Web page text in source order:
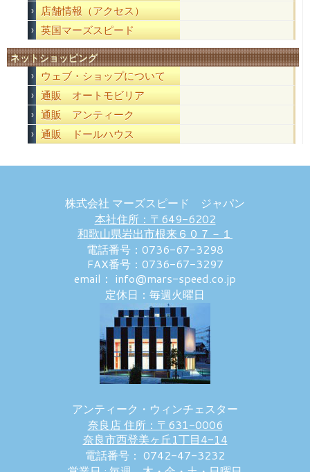
店舗情報（アクセス）
英国マーズスピード
ネットショッピング
ウェブ・ショップについて
通販 オートモビリア
通販 アンティーク
通販 ドールハウス
株式会社 マーズスピード ジャパン
本社住所：〒649-6202
和歌山県岩出市根来６０７－１
電話番号：0736-67-3298
FAX番号：0736-67-3297
email： info@mars-speed.co.jp
定休日：毎週火曜日
アンティーク・ウィンチェスター
奈良店 住所：〒631-0006
奈良市西登美ヶ丘1丁目4-14
電話番号： 0742-47-3232